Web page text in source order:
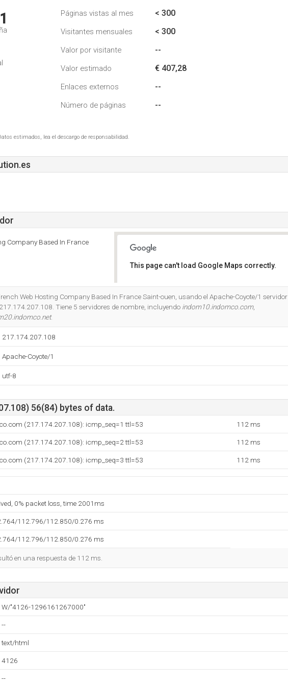
Páginas vistas al mes < 300
Visitantes mensuales < 300
Valor por visitante --
Valor estimado € 407,28
Enlaces externos --
Número de páginas --
estimados, lea el descargo de responsabilidad.
Company Based In France
This page can't load Google Maps correctly.
Web Hosting Company Based In France Saint-ouen, usando el Apache-Coyote/1 servidor
Tiene 5 servidores de nombre, incluyendo indom10.indomco.com,
.
217.174.207.108
Apache-Coyote/1
utf-8
56(84) bytes of data.
(217.174.207.108): icmp_seq=1 ttl=53 112 ms
(217.174.207.108): icmp_seq=2 ttl=53 112 ms
(217.174.207.108): icmp_seq=3 ttl=53 112 ms
0% packet loss, time 2001ms
112.796/112.850/0.276 ms
112.796/112.850/0.276 ms
en una respuesta de 112 ms.
W/"4126-1296161267000"
--
text/html
4126
--